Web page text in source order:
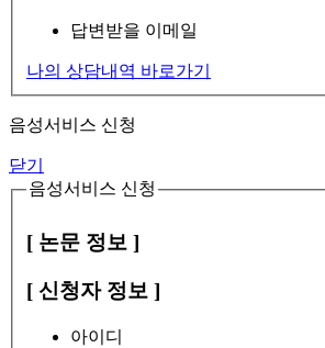
답변받을 이메일
나의 상담내역 바로가기
음성서비스 신청
닫기
음성서비스 신청
[ 논문 정보 ]
[ 신청자 정보 ]
아이디